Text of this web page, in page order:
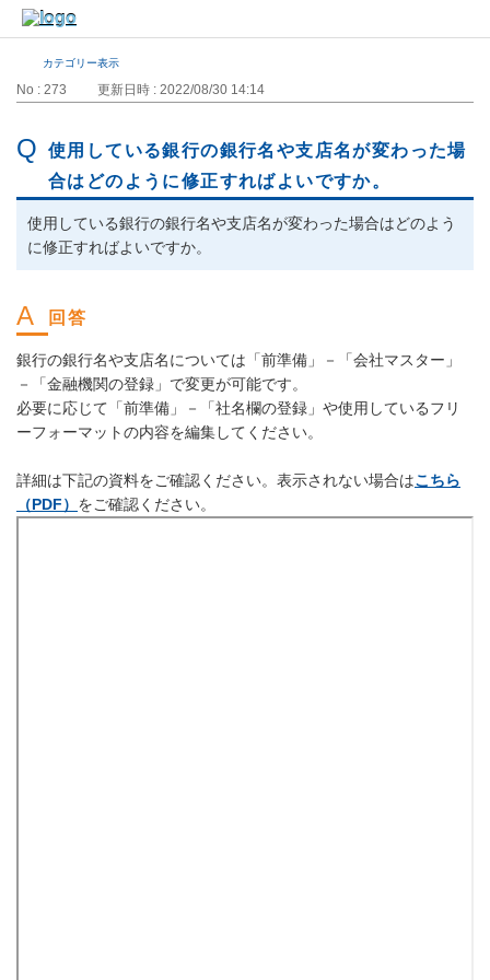
カテゴリー表示
No : 273 更新日時 : 2022/08/30 14:14
使用している銀行の銀行名や支店名が変わった場
合はどのように修正すればよいですか。
使用している銀行の銀行名や支店名が変わった場合はどのよう
に修正すればよいですか。
銀行の銀行名や支店名については「前準備」－「会社マスター」
－「金融機関の登録」で変更が可能です。
必要に応じて「前準備」－「社名欄の登録」や使用しているフリ
ーフォーマットの内容を編集してください。
詳細は下記の資料をご確認ください。表示されない場合はこちら
（PDF） をご確認ください。